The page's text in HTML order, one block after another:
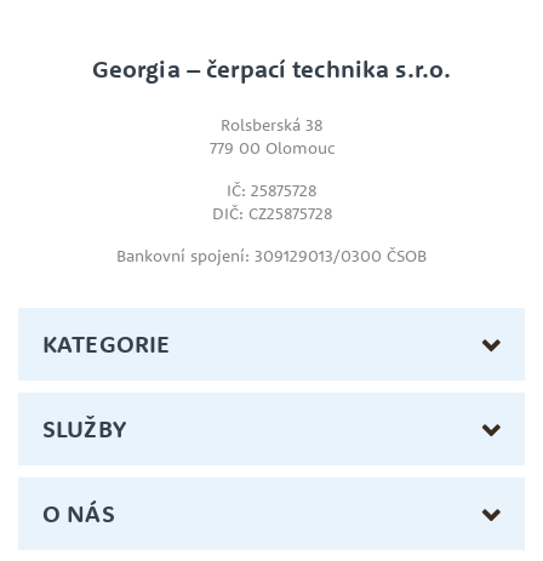
Georgia – čerpací technika s.r.o.
Rolsberská 38
779 00 Olomouc
IČ: 25875728
DIČ: CZ25875728
Bankovní spojení: 309129013/0300 ČSOB
KATEGORIE
SLUŽBY
O NÁS